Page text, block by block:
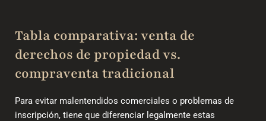
Tabla comparativa: venta de
derechos de propiedad vs.
compraventa tradicional
Para evitar malentendidos comerciales o problemas de
inscripción, tiene que diferenciar legalmente estas